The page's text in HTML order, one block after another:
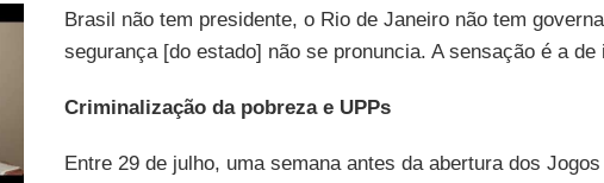
Brasil não tem presidente, o Rio de Janeiro não tem
segurança [do estado] não se pronuncia. A sensação é a de
Criminalização da pobreza e UPPs
Entre 29 de julho, uma semana antes da abertura dos